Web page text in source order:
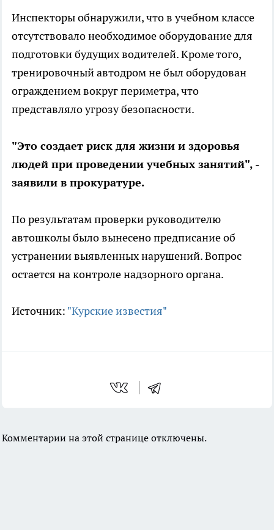
Инспекторы обнаружили, что в учебном классе
отсутствовало необходимое оборудование для
подготовки будущих водителей. Кроме того,
тренировочный автодром не был оборудован
ограждением вокруг периметра, что
представляло угрозу безопасности.
"Это создает риск для жизни и здоровья
людей при проведении учебных занятий", -
заявили в прокуратуре.
По результатам проверки руководителю
автошколы было вынесено предписание об
устранении выявленных нарушений. Вопрос
остается на контроле надзорного органа.
Источник: "Курские известия"
Комментарии на этой странице отключены.